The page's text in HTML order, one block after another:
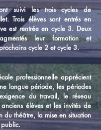
suivi les trois cycles de
Trois élèves sont entrés en
est rentrée en cycle 3. Deux
leur formation et
cycle 2 et cycle 3.
professionnelle apprécient
longue période, les périodes
du travail, le réseau
élèves et les invités de
du théâtre, la mise en situation